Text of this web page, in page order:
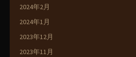
2024年2月
2024年1月
2023年12月
2023年11月